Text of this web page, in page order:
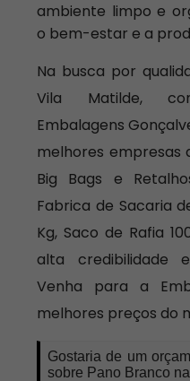
ambiente limpo e
o bem-estar e a
Na busca por
Vila Matilde,
Embalagens
melhores empresas
Big Bags e
Fabrica de Sacaria
Kg, Saco de Rafia
alta credibilidade
Venha para a
melhores preços do
Gostaria de um
sobre Pano Branco